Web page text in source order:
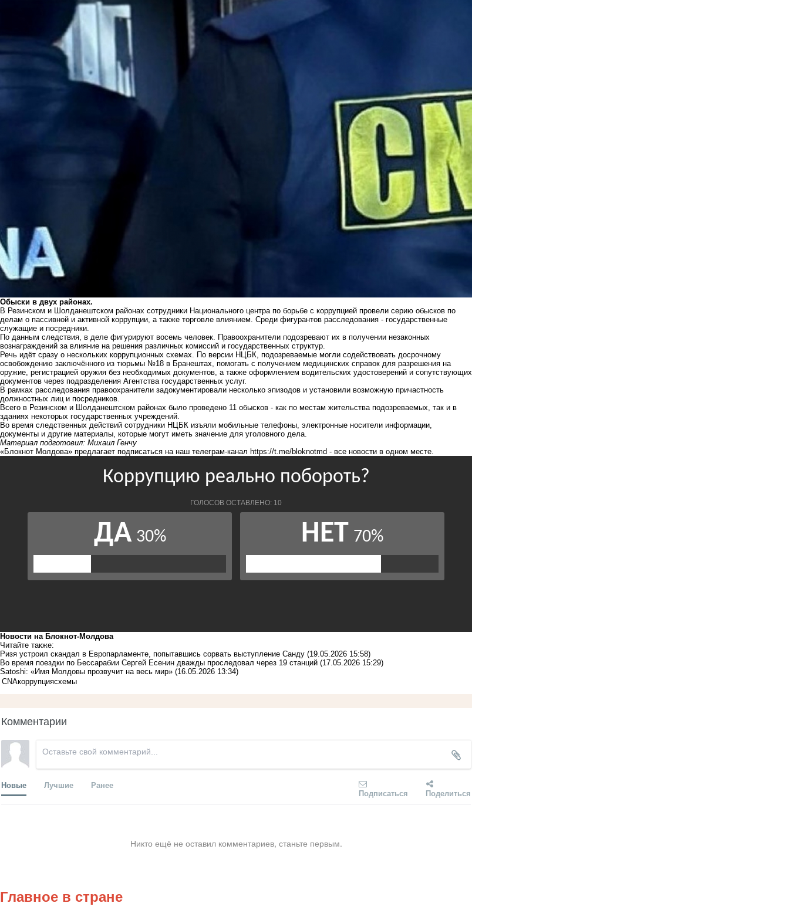
Обыски в двух районах.
В Резинском и Шолданештском районах сотрудники Национального центра по борьбе с коррупцией провели серию обысков по
делам о пассивной и активной коррупции, а также торговле влиянием. Среди фигурантов расследования - государственные
служащие и посредники.
По данным следствия, в деле фигурируют восемь человек. Правоохранители подозревают их в получении незаконных
вознаграждений за влияние на решения различных комиссий и государственных структур.
Речь идёт сразу о нескольких коррупционных схемах. По версии НЦБК, подозреваемые могли содействовать досрочному
освобождению заключённого из тюрьмы №18 в Бранештах, помогать с получением медицинских справок для разрешения на
оружие, регистрацией оружия без необходимых документов, а также оформлением водительских удостоверений и сопутствующих
документов через подразделения Агентства государственных услуг.
В рамках расследования правоохранители задокументировали несколько эпизодов и установили возможную причастность
должностных лиц и посредников.
Всего в Резинском и Шолданештском районах было проведено 11 обысков - как по местам жительства подозреваемых, так и в
зданиях некоторых государственных учреждений.
Во время следственных действий сотрудники НЦБК изъяли мобильные телефоны, электронные носители информации,
документы и другие материалы, которые могут иметь значение для уголовного дела.
Материал подготовил: Михаил Генчу
«Блокнот Молдова» предлагает подписаться на наш телеграм-канал https://t.me/bloknotmd - все новости в одном месте.
Новости на Блoкнoт-Молдова
Читайте также:
Ризя устроил скандал в Европарламенте, попытавшись сорвать выступление Санду (19.05.2026 15:58)
Во время поездки по Бессарабии Сергей Есенин дважды проследовал через 19 станций (17.05.2026 15:29)
Satoshi: «Имя Молдовы прозвучит на весь мир» (16.05.2026 13:34)
CNAкоррупциясхемы
Комментарии
Новые Лучшие Ранее
Подписаться Поделиться
Никто ещё не оставил комментариев, станьте первым.
Главное в стране